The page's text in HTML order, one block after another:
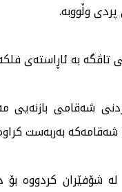
وڵووبە.
بە ئاڕاستەی
شەقامی بازنەیی
شەقامەكە بەربەست
شۆفێران كردووە بۆ